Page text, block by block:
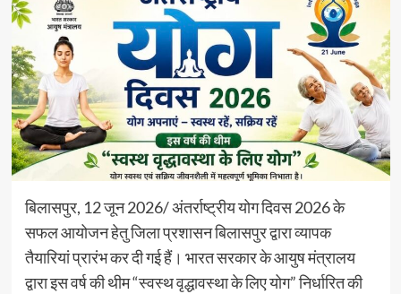
बिलासपुर, 12 जून 2026/ अंतर्राष्ट्रीय योग दिवस 2026 के
सफल आयोजन हेतु जिला प्रशासन बिलासपुर द्वारा व्यापक
तैयारियां प्रारंभ कर दी गई हैं। भारत सरकार के आयुष मंत्रालय
द्वारा इस वर्ष की थीम “स्वस्थ वृद्धावस्था के लिए योग” निर्धारित की